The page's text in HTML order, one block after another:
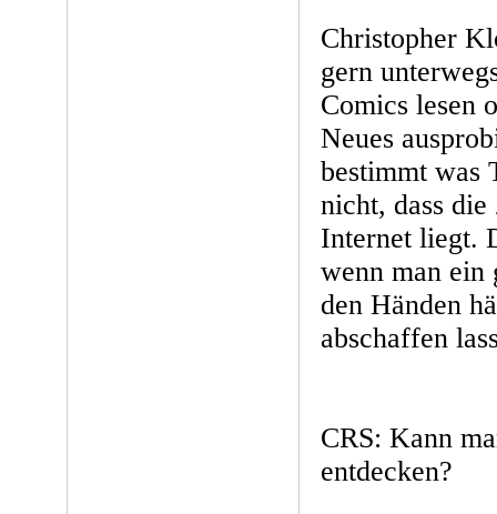
Christopher
gern
Comics lesen
Neues
bestimmt was
nicht, dass
Internet liegt.
wenn man ein
den Händen
abschaffen
CRS: Kann
entdecken?